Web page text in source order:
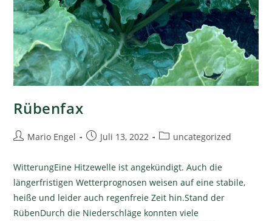
Rübenfax
Mario Engel Juli 13, 2022 uncategorized
WitterungEine Hitzewelle ist angekündigt. Auch die
längerfristigen Wetterprognosen weisen auf eine stabile,
heiße und leider auch regenfreie Zeit hin.Stand der
RübenDurch die Niederschläge konnten viele